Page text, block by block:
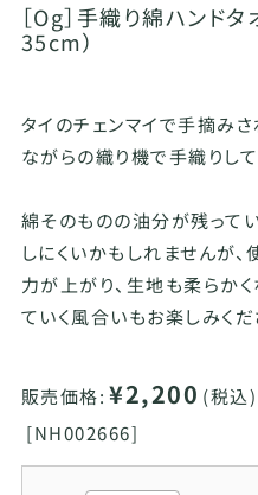
［Og］手織り綿ハン
35cm）
タイのチェンマイで手摘み
ながらの織り機で手織りして
綿そのものの油分が残って
しにくいかもしれませんが
力が上がり、生地も柔らか
ていく風合いもお楽しみくだ
販売価格: ¥2,200 (税込)
[NH002666]